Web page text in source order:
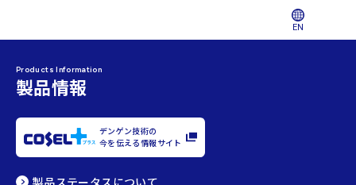
EN
Products Information
製品情報
デンゲン技術の
今を伝える情報サイト